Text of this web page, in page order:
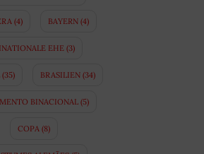
(4) BAYERN (4)
EHE(3)
(35) BRASILIEN(34)
BINACIONAL(5)
COPA (8)